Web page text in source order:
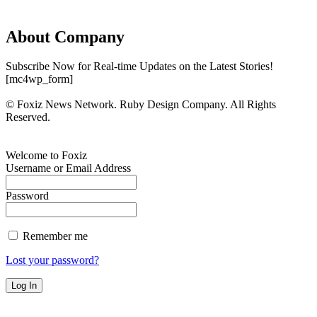
About Company
Subscribe Now for Real-time Updates on the Latest Stories!
[mc4wp_form]
© Foxiz News Network. Ruby Design Company. All Rights
Reserved.
Welcome to Foxiz
Username or Email Address
Password
Remember me
Lost your password?